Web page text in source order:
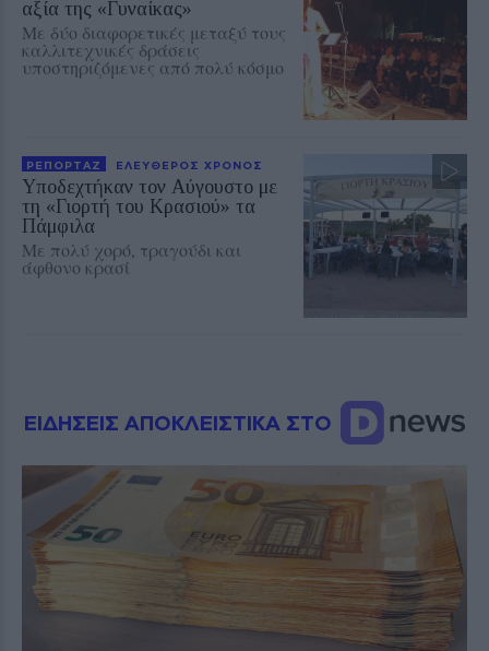
αξία της «Γυναίκας»
Με δύο διαφορετικές μεταξύ τους
καλλιτεχνικές δράσεις
υποστηριζόμενες από πολύ κόσμο
ΡΕΠΟΡΤΑΖ ΕΛΕΥΘΕΡΟΣ ΧΡΟΝΟΣ
Υποδεχτήκαν τον Αύγουστο με
τη «Γιορτή του Κρασιού» τα
Πάμφιλα
Με πολύ χορό, τραγούδι και
άφθονο κρασί
ΕΙΔΗΣΕΙΣ ΑΠΟΚΛΕΙΣΤΙΚΑ ΣΤΟ